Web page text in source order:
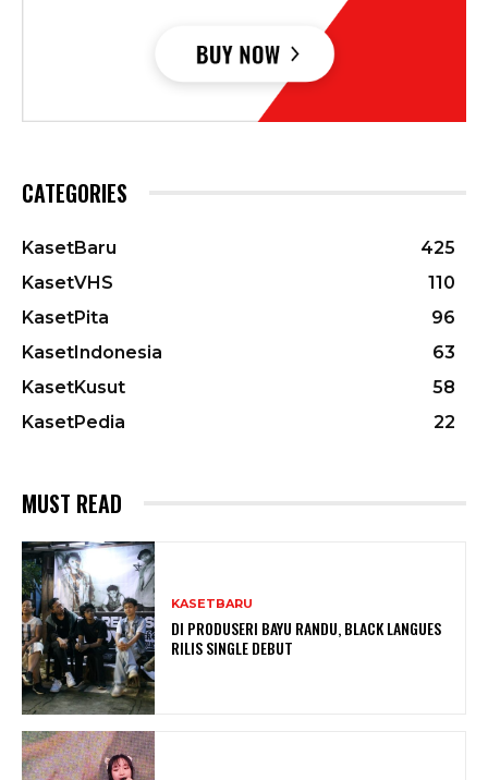
CATEGORIES
KasetBaru
425
KasetVHS
110
KasetPita
96
KasetIndonesia
63
KasetKusut
58
KasetPedia
22
MUST READ
KASETBARU
DI PRODUSERI BAYU RANDU, BLACK LANGUES
RILIS SINGLE DEBUT